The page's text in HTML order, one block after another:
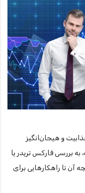
و هیجان‌انگیز
به بررسی فارکس تریدر یا
آن تا راهکارهایی برای